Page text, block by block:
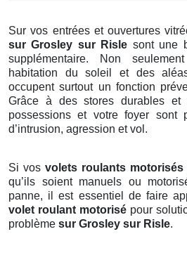
Sur vos entrées et ouvertures
sur Grosley sur Risle sont une
supplémentaire. Non
habitation du soleil et des
occupent surtout un fonction
Grâce à des stores durables et
possessions et votre foyer sont
d’intrusion, agression et vol.
Si vos volets roulants
qu’ils soient manuels ou
panne, il est essentiel de faire
volet roulant motorisé pour
problème sur Grosley sur Risle.